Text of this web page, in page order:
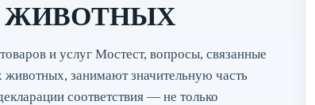
ЖИВОТНЫХ
и услуг Мостест, вопросы, связанные
занимают значительную часть
соответствия — не только